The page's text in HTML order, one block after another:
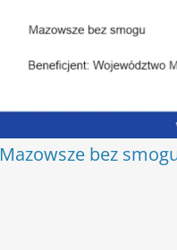
Mazowsze bez